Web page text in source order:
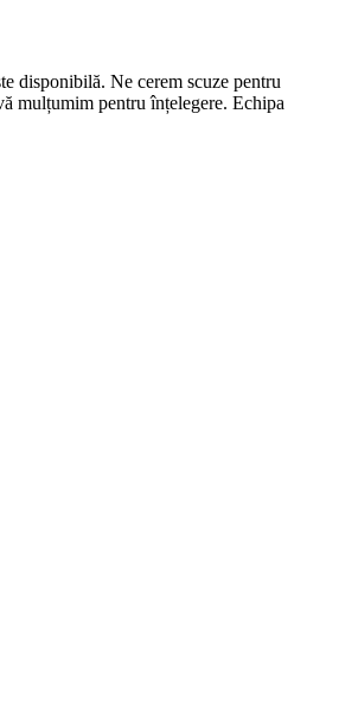
disponibilă. Ne cerem scuze pentru
mulțumim pentru înțelegere. Echipa